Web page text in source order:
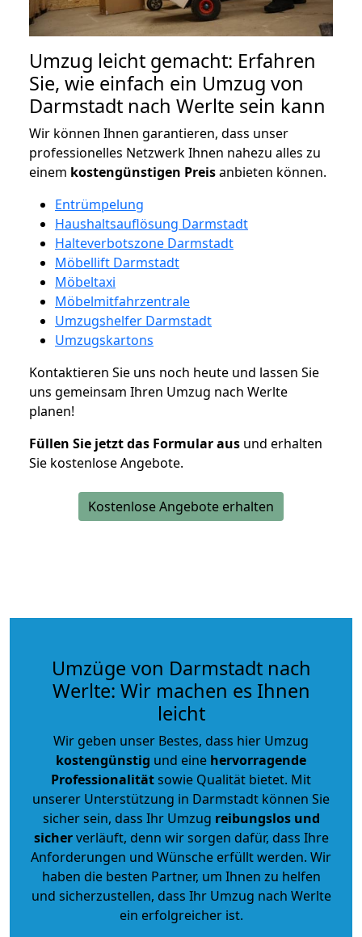
Umzug leicht gemacht: Erfahren
Sie, wie einfach ein Umzug von
Darmstadt nach Werlte sein kann
Wir können Ihnen garantieren, dass unser
professionelles Netzwerk Ihnen nahezu alles zu
einem kostengünstigen Preisanbieten können.
Entrümpelung
Haushaltsauflösung Darmstadt
Halteverbotszone Darmstadt
Möbellift Darmstadt
Möbeltaxi
Möbelmitfahrzentrale
Umzugshelfer Darmstadt
Umzugskartons
Kontaktieren Sie uns noch heute und lassen Sie
uns gemeinsam Ihren Umzug nach Werlte
planen!
Füllen Sie jetzt das Formular aus und erhalten
Sie kostenlose Angebote.
Kostenlose Angebote erhalten
Umzüge von Darmstadt nach
Werlte: Wir machen es Ihnen
leicht
Wir geben unser Bestes, dass hier Umzug
kostengünstig und eine hervorragende
Professionalitätsowie Qualität bietet. Mit
unserer Unterstützung in Darmstadt können Sie
sicher sein, dass Ihr Umzug reibungslos und
sicherverläuft, denn wir sorgen dafür, dass Ihre
Anforderungen und Wünsche erfüllt werden. Wir
haben die besten Partner, um Ihnen zu helfen
und sicherzustellen, dass Ihr Umzug nach Werlte
ein erfolgreicher ist.